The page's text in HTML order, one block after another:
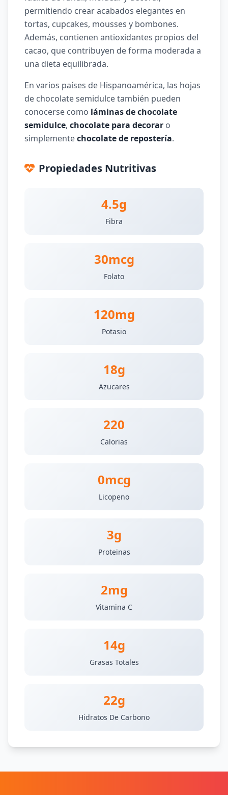
permitiendo crear acabados elegantes en
tortas, cupcakes, mousses y bombones.
Además, contienen antioxidantes propios del
cacao, que contribuyen de forma moderada a
una dieta equilibrada.
En varios países de Hispanoamérica, las hojas
de chocolate semidulce también pueden
conocerse como láminas de chocolate
semidulce, chocolate para decorar o
simplementechocolate de repostería.
Propiedades Nutritivas
4.5g
Fibra
30mcg
Folato
120mg
Potasio
18g
Azucares
220
Calorias
0mcg
Licopeno
3g
Proteinas
2mg
Vitamina C
14g
Grasas Totales
22g
Hidratos De Carbono